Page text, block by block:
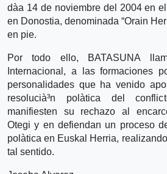
dà­a 14 de noviembre del 2004 en
en Donostia, denominada “Orain
en pie.
Por todo ello, BATASUNA
Internacional, a las formaciones
personalidades que ha venido
resolucià³n polà­tica del
manifiesten su rechazo al
Otegi y en defiendan un proceso
polà­tica en Euskal Herria,
tal sentido.